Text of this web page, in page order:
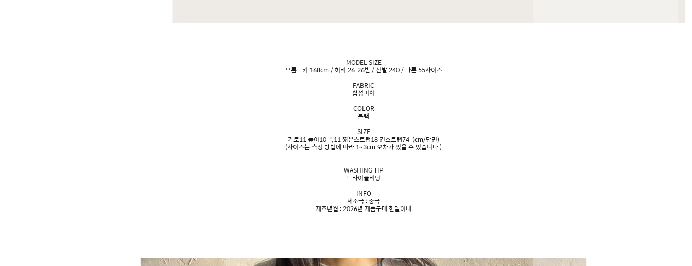
MODEL SIZE
보름 - 키 168cm / 허리 26-26반 / 신발 240 / 마른 55사이즈
FABRIC
합성피혁
COLOR
블랙
SIZE
가로11 높이10 폭11 짧은스트랩18 긴스트랩74 (cm/단면)
(사이즈는 측정 방법에 따라 1~3cm 오차가 있을 수 있습니다.)
WASHING TIP
드라이클리닝
INFO
제조국 : 중국
제조년월 : 2026년 제품구매 한달이내